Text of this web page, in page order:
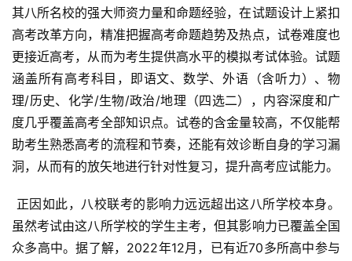
其八所名校的强大师资力量和命题经验，在试题设计上紧扣
高考改革方向，精准把握高考命题趋势及热点，试卷难度也
更接近高考，从而为考生提供高水平的模拟考试体验。试题
涵盖所有高考科目，即语文、数学、外语（含听力）、物
理/历史、化学/生物/政治/地理（四选二），内容深度和广
度几乎覆盖高考全部知识点。试卷的含金量较高，不仅能帮
助考生熟悉高考的流程和节奏，还能有效诊断自身的学习漏
洞，从而有的放矢地进行针对性复习，提升高考应试能力。
虽然考试由这八所学校的学生主考，但其影响力已覆盖全国
众多高中。据了解，2022年12月，已有近70多所高中参与